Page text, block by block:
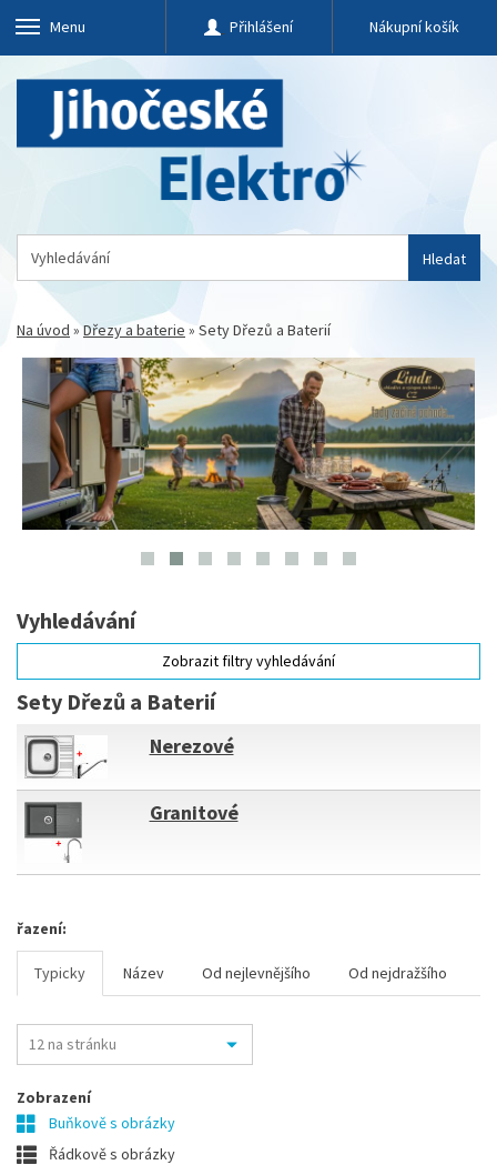
Menu Přihlášení Nákupní košík
Hledat
Na úvod »Dřezy a baterie » Sety Dřezů a Baterií
Vyhledávání
Zobrazit filtry vyhledávání
Sety Dřezů a Baterií
Nerezové
Granitové
řazení:
Typicky Název Od nejlevnějšího Od nejdražšího
Zobrazení
Buňkově s obrázky
Řádkově s obrázky